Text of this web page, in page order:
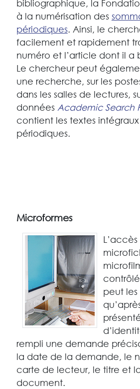
bibliographique, la
à la numérisation des
périodiques. Ainsi, le
facilement et rapidement
numéro et l’article dont il a
Le chercheur peut
une recherche, sur les
dans les salles de lectures,
données Academic Search
contient les textes
périodiques.
Microformes
peut les
rempli une demande
la date de la demande, le
carte de lecteur, le titre et
document.